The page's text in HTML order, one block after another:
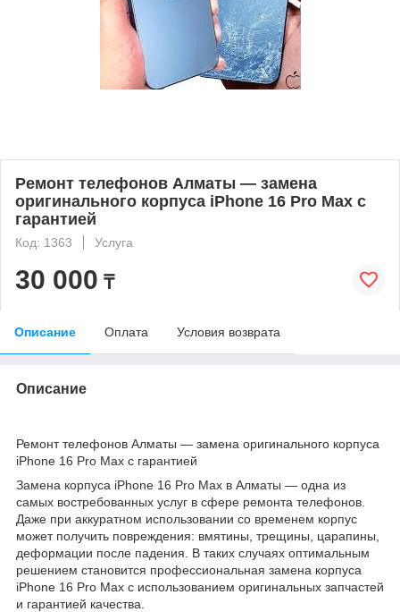
Ремонт телефонов Алматы — замена
оригинального корпуса iPhone 16 Pro Max с
гарантией
Код: 1363 Услуга
30 000 ₸
Описание Оплата Условия возврата
Описание
Ремонт телефонов Алматы — замена оригинального корпуса
iPhone 16 Pro Max с гарантией
Замена корпуса iPhone 16 Pro Max в Алматы — одна из
самых востребованных услуг в сфере ремонта телефонов.
Даже при аккуратном использовании со временем корпус
может получить повреждения: вмятины, трещины, царапины,
деформации после падения. В таких случаях оптимальным
решением становится профессиональная замена корпуса
iPhone 16 Pro Max с использованием оригинальных запчастей
и гарантией качества.